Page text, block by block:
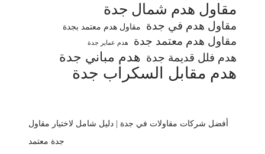
مقاول هدم شمال جدة
مقاول هدم في جدة مقاول هدم معتمد بجدة
مقاول هدم معتمد جدة هدم عماير جدة
هدم فلل قديمة جدة هدم مباني جدة
هدم مقابل السكراب جدة
أفضل شركات مقاولات في جدة | دليل شامل لاختيار مقاول
جدة معتمد